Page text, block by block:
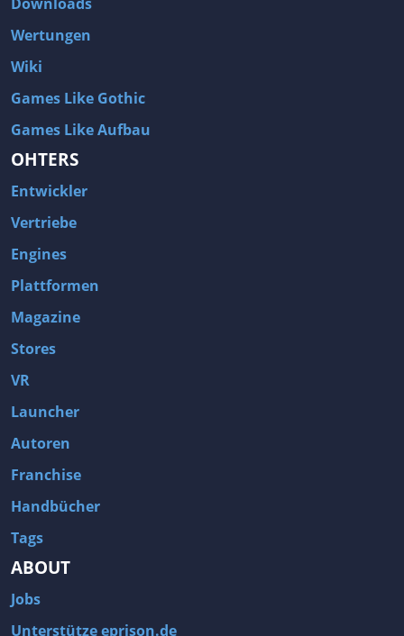
Wertungen
Wiki
Games Like Gothic
Games Like Aufbau
OHTERS
Entwickler
Vertriebe
Engines
Plattformen
Magazine
Stores
VR
Launcher
Autoren
Franchise
Handbücher
Tags
ABOUT
Jobs
Unterstütze eprison.de